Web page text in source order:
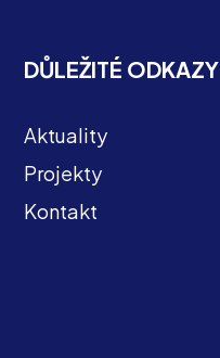
DŮLEŽITÉ ODKAZY
Aktuality
Projekty
Kontakt